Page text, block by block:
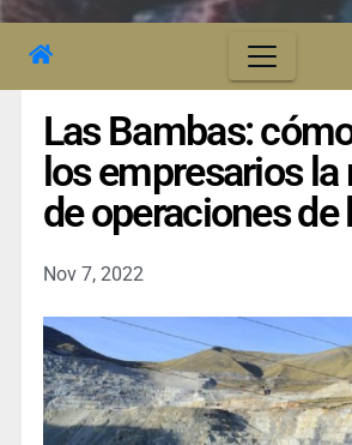
Las Bambas:
los empresarios
de operaciones de
Nov 7, 2022